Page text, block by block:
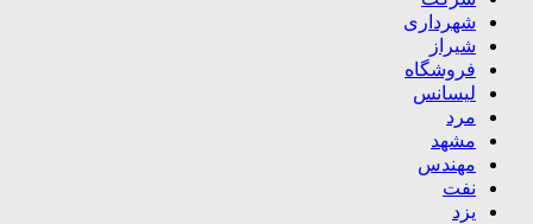
شهرداری
شیراز
فروشگاه
لیسانس
مرد
مشهد
مهندس
نفت
یزد